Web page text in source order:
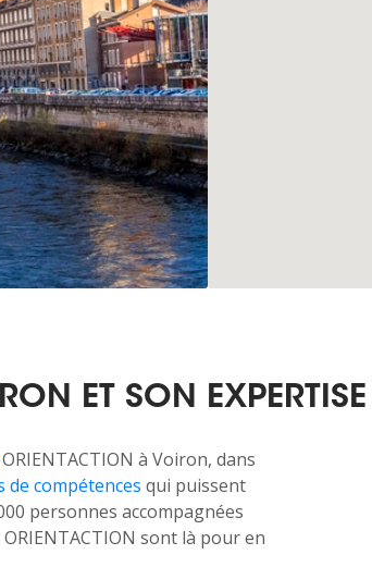
ET SON EXPERTISE
ORIENTACTION à Voiron, dans
de compétences qui puissent
personnes accompagnées
sont là pour en